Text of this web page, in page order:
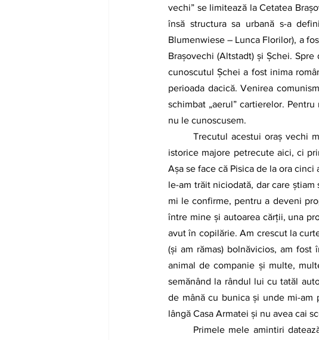
vechi” se limitează la Cetatea
însă structura sa urbană s-a
Blumenwiese – Lunca Florilor), a
Brașovechi (Altstadt) și Șchei.
cunoscutul Şchei a fost inima
perioada dacică. Venirea
schimbat „aerul” cartierelor.
nu le cunoscusem.
istorice majore petrecute aici, ci
Aşa se face că Pisica de la ora
le-am trăit niciodată, dar care
mi le confirme, pentru a deveni
între mine şi autoarea cărții, una
avut în copilărie. Am crescut la
(şi am rămas) bolnăvicios, am
animal de companie și multe,
semănând la rândul lui cu tatăl
de mână cu bunica și unde mi-
lângă Casa Armatei și nu avea cai